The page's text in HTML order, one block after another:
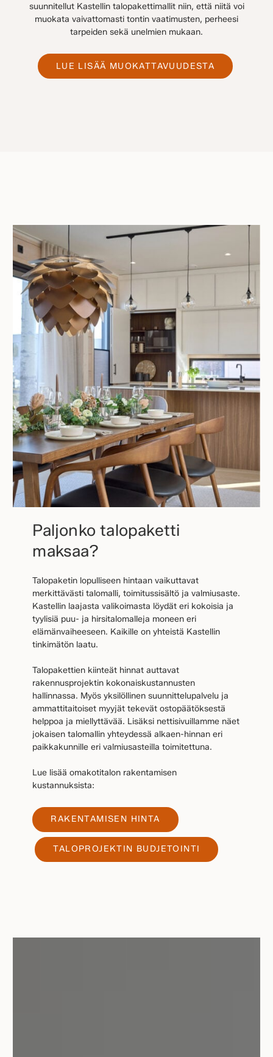
suunnitellut Kastellin talopakettimallit niin, että niitä voi
muokata vaivattomasti tontin vaatimusten, perheesi
tarpeiden sekä unelmien mukaan.
LUE LISÄÄ MUOKATTAVUUDESTA
Paljonko talopaketti
maksaa?
Talopaketin lopulliseen hintaan vaikuttavat
merkittävästi talomalli, toimitussisältö ja valmiusaste.
Kastellin laajasta valikoimasta löydät eri kokoisia ja
tyylisiä puu- ja hirsitalomalleja moneen eri
elämänvaiheeseen. Kaikille on yhteistä Kastellin
tinkimätön laatu.
Talopakettien kiinteät hinnat auttavat
rakennusprojektin kokonaiskustannusten
hallinnassa. Myös yksilöllinen suunnittelupalvelu ja
ammattitaitoiset myyjät tekevät ostopäätöksestä
helppoa ja miellyttävää. Lisäksi nettisivuillamme näet
jokaisen talomallin yhteydessä alkaen-hinnan eri
paikkakunnille eri valmiusasteilla toimitettuna.
Lue lisää omakotitalon rakentamisen
kustannuksista:
RAKENTAMISEN HINTA
TALOPROJEKTIN BUDJETOINTI